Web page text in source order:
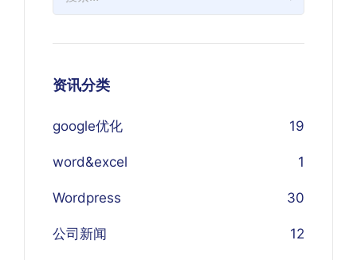
资讯分类
google优化 19
word&excel 1
Wordpress 30
公司新闻 12